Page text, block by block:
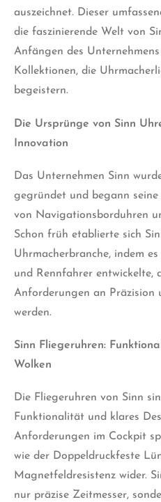
auszeichnet. Dieser
die faszinierende Welt von
Anfängen des
Kollektionen, die
begeistern.
Die Ursprünge von Sinn
Innovation
Das Unternehmen Sinn
gegründet und begann
von Navigationsborduhren
Schon früh etablierte sich
Uhrmacherbranche, indem
und Rennfahrer entwickelte,
Anforderungen an Präzision
werden.
Sinn Fliegeruhren:
Wolken
Die Fliegeruhren von Sinn
Funktionalität und klares
Anforderungen im Cockpit
wie der Doppeldruckfeste
Magnetfeldresistenz wider.
nur präzise Zeitmesser,